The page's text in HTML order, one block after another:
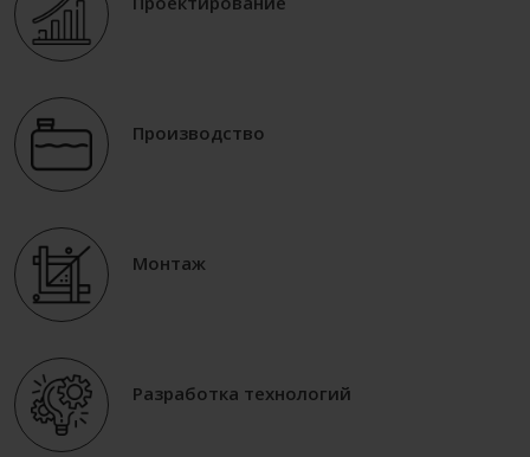
Производство
Монтаж
Разработка технологий